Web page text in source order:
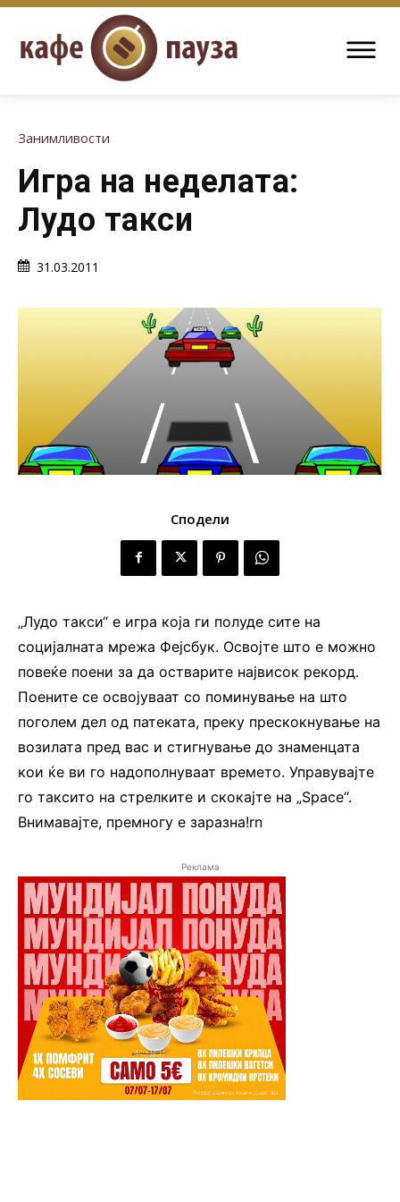
Занимливости
Игра на неделата:
Лудо такси
31.03.2011
Сподели
„Лудо такси“ е игра која ги полуде сите на
социјалната мрежа Фејсбук. Освојте што е можно
повеќе поени за да остварите највисок рекорд.
Поените се освојуваат со поминување на што
поголем дел од патеката, преку прескокнување на
возилата пред вас и стигнување до знаменцата
кои ќе ви го надополнуваат времето. Управувајте
го таксито на стрелките и скокајте на „Space“.
Внимавајте, премногу е заразна!rn
Реклама